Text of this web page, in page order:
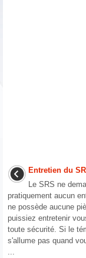
Entretien du
Le SRS ne
pratiquement aucun
ne possède aucune
puissiez entretenir
toute sécurité. Si le
s'allume pas quand
...